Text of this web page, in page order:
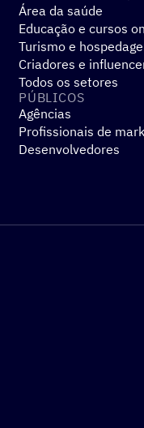
Área da saúde
Educação e cursos
Turismo e
Criadores e
Todos os setores
PÚBLICOS
Agências
Profissionais de
Desenvolvedores